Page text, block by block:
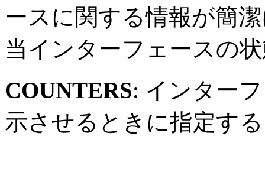
ースに関する情報が簡
当インターフェースの
COUNTERS: インター
示させるときに指定す